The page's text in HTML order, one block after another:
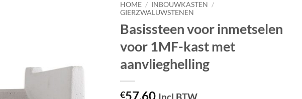
HOME / INBOUWKASTEN /
GIERZWALUWSTENEN
Basissteen voor inmetselen
voor 1MF-kast met
aanvlieghelling
€57,60 Incl BTW